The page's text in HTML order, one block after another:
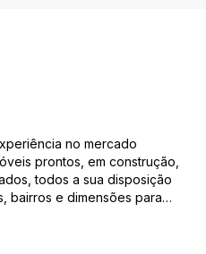
no mercado
prontos, em construção,
todos a sua disposição
bairros e dimensões para